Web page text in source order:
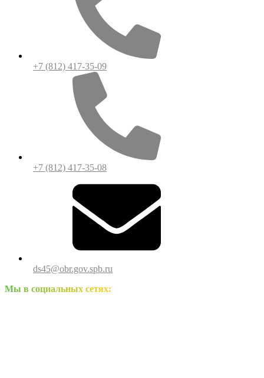
+7 (812) 417-35-09
+7 (812) 417-35-08
ds45@obr.gov.spb.ru
Мы в социальных сетях: